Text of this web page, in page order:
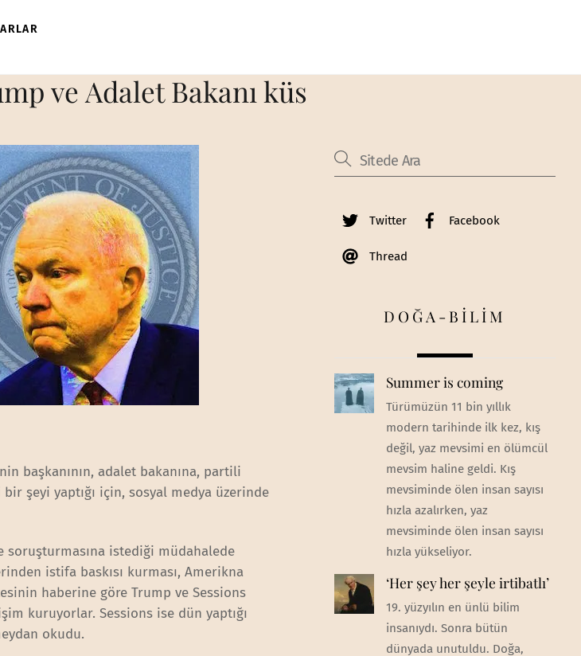
ve Adalet Bakanı küs
başkanının, adalet bakanına, partili
şeyi yaptığı için, sosyal medya üzerinde
soruşturmasına istediği müdahalede
istifa baskısı kurması, Amerikna
haberine göre Trump ve Sessions
kuruyorlar. Sessions ise dün yaptığı
okudu.
Twitter Facebook
Thread
DOĞA-BİLİM
Summer is coming
Türümüzün 11 bin yıllık
modern tarihinde ilk kez, kış
değil, yaz mevsimi en ölümcül
mevsim haline geldi. Kış
mevsiminde ölen insan sayısı
hızla azalırken, yaz
mevsiminde ölen insan sayısı
hızla yükseliyor.
‘Her şey her şeyle irtibatlı’
19. yüzyılın en ünlü bilim
insanıydı. Sonra bütün
dünyada unutuldu. Doğa,